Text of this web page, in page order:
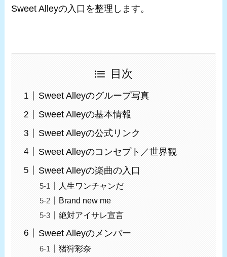
Sweet Alleyの入口を整理します。
目次
Sweet Alleyのグループ写真
Sweet Alleyの基本情報
Sweet Alleyの公式リンク
Sweet Alleyのコンセプト／世界観
Sweet Alleyの楽曲の入口
人生ワンチャンだ
Brand new me
絶対アイサレ宣言
Sweet Alleyのメンバー
猪狩彩奈